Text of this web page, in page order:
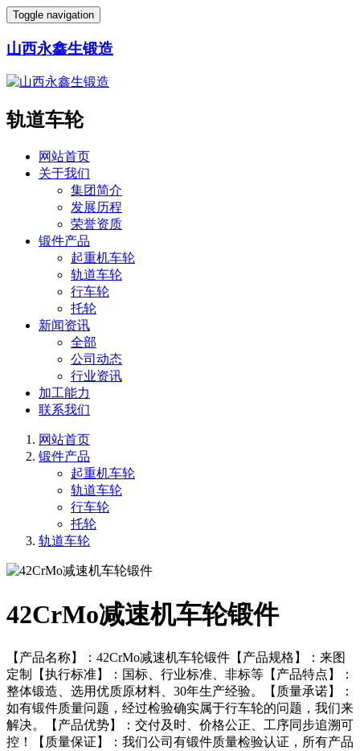
Toggle navigation
山西永鑫生锻造
轨道车轮
网站首页
关于我们
集团简介
发展历程
荣誉资质
锻件产品
起重机车轮
轨道车轮
行车轮
托轮
新闻资讯
全部
公司动态
行业资讯
加工能力
联系我们
网站首页
锻件产品
起重机车轮
轨道车轮
行车轮
托轮
轨道车轮
42CrMo减速机车轮锻件
【产品名称】：42CrMo减速机车轮锻件【产品规格】：来图
定制【执行标准】：国标、行业标准、非标等【产品特点】：
整体锻造、选用优质原材料、30年生产经验。【质量承诺】：
如有锻件质量问题，经过检验确实属于行车轮的问题，我们来
解决。【产品优势】：交付及时、价格公正、工序同步追溯可
控！【质量保证】：我们公司有锻件质量检验认证，所有产品